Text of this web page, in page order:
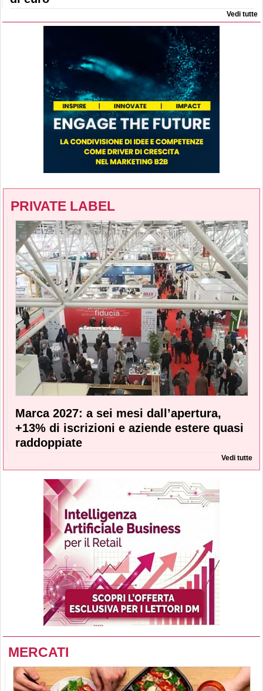
Vedi tutte
PRIVATE LABEL
Marca 2027: a sei mesi dall’apertura,
+13% di iscrizioni e aziende estere quasi
raddoppiate
Vedi tutte
MERCATI